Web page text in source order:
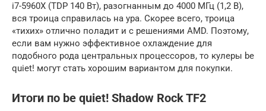
i7-5960X (TDP 140 Вт), разогнанным до 4000 МГц (1,2 В),
вся троица справилась на ура. Скорее всего, троица
«тихих» отлично поладит и с решениями AMD. Поэтому,
если вам нужно эффективное охлаждение для
подобного рода центральных процессоров, то кулеры be
quiet! могут стать хорошим вариантом для покупки.
Итоги по be quiet! Shadow Rock TF2